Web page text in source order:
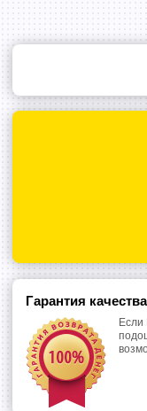
Гарантия качества
Если